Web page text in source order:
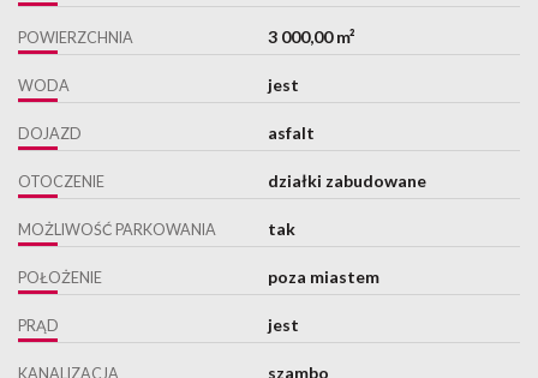
POWIERZCHNIA 3 000,00 m²
WODA jest
DOJAZD asfalt
OTOCZENIE działki zabudowane
MOŻLIWOŚĆ PARKOWANIA tak
POŁOŻENIE poza miastem
PRĄD jest
KANALIZACJA szambo